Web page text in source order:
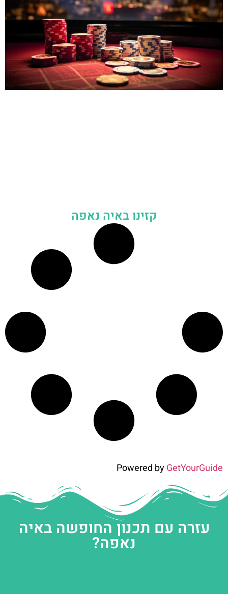
קזינו באיה נאפה
Powered byGetYourGuide
עזרה עם תכנון החופשה באיה
נאפה?